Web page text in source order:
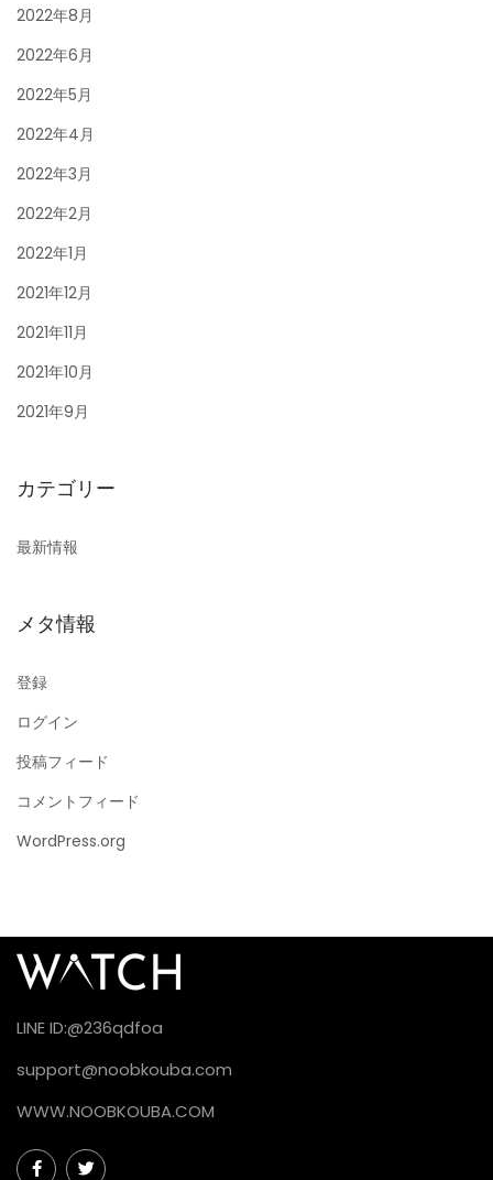
2022年8月
2022年6月
2022年5月
2022年4月
2022年3月
2022年2月
2022年1月
2021年12月
2021年11月
2021年10月
2021年9月
カテゴリー
最新情報
メタ情報
登録
ログイン
投稿フィード
コメントフィード
WordPress.org
LINE ID:@236qdfoa
support@noobkouba.com
WWW.NOOBKOUBA.COM